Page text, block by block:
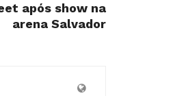
após show na
arena Salvador